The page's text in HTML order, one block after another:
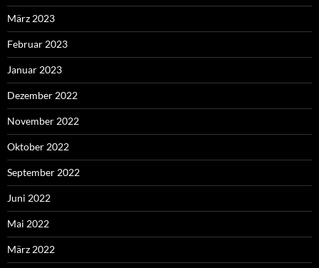
März 2023
Februar 2023
Januar 2023
Dezember 2022
November 2022
Oktober 2022
September 2022
Juni 2022
Mai 2022
März 2022